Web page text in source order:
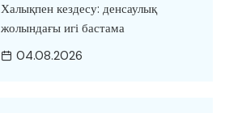
Халықпен кездесу: денсаулық
жолындағы игі бастама
04.08.2026